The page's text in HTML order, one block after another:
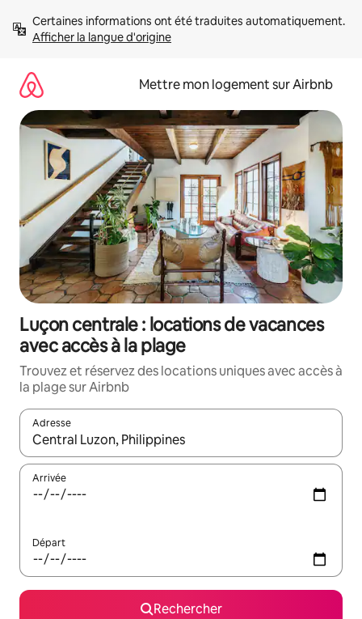
directement
Afficher la langue d'origine
Mettre mon logement sur Airbnb
Luçon centrale : locations de vacances
avec accès à la plage
Trouvez et réservez des locations uniques avec accès à
la plage sur Airbnb
Adresse
Lorsque les résultats s'affichent, utilisez les flèches vers le
Arrivée
Départ
Rechercher